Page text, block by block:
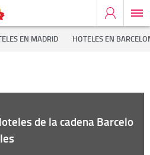
EN MADRID HOTELES EN
hoteles
de la cadena Barcelo